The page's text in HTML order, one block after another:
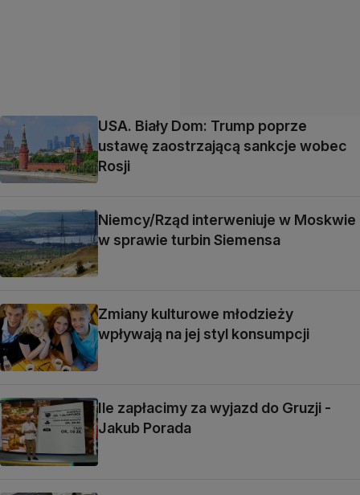
USA. Biały Dom: Trump poprze
ustawę zaostrzającą sankcje wobec
Rosji
Niemcy/Rząd interweniuje w Moskwie
w sprawie turbin Siemensa
Zmiany kulturowe młodzieży
wpływają na jej styl konsumpcji
Ile zapłacimy za wyjazd do Gruzji -
Jakub Porada